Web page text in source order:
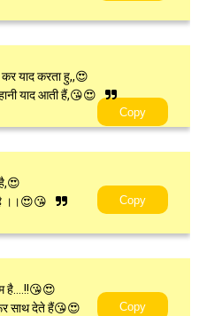
याद करता हु,,😍
याद आती हैं,😘😍
Copy
।।😍😘
Copy
है….!!😘😍
साथ देते हैं😘😍
Copy